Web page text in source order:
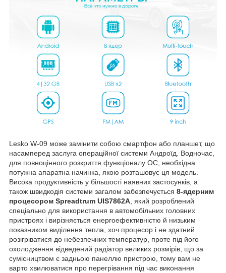
Lesko W-09 може замінити собою смартфон або планшет, що
насамперед заслуга операційної системи Андроїд. Водночас,
для повноцінного розкриття функціоналу ОС, необхідна
потужна апаратна начинка, якою розташовує ця модель.
Висока продуктивність у більшості наявних застосунків, а
також швидкодія системи загалом забезпечується 8-ядерним
процесором Spreadtrum UIS7862A, який розроблений
спеціально для використання в автомобільних головних
пристроях і вирізняється енергоефективністю й низьким
показником виділення тепла, хоч процесор і не здатний
розігріватися до небезпечних температур, проте під його
охолодження відведений радіатор великих розмірів, що за
сумісництвом є задньою панеллю пристрою, тому вам не
варто хвилюватися про перегрівання під час виконання